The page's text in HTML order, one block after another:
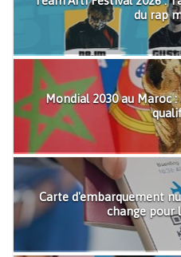
du rap
Mondial 2030 au Maroc
Carte d'embarquement
change pour